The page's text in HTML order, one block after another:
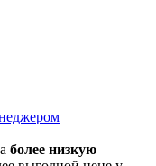
более низкую